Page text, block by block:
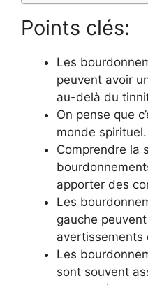
Points clés:
Les
peuvent avoir
au-delà du
On pense que
monde spirituel.
Comprendre la
apporter des
Les
gauche
avertissements
Les
sont souvent